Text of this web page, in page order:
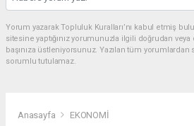
Yorum yazarak Topluluk Kuralları’nı kabul etmiş
sitesine yaptığınız yorumunuzla ilgili doğrudan
başınıza üstleniyorsunuz. Yazılan tüm
sorumlu tutulamaz.
Anasayfa EKONOMİ